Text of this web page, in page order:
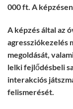
000 ft. A
A képzés által az
agressziókezelés
megoldását,
lelki fejlődésbeli
interakciós
felismerését.